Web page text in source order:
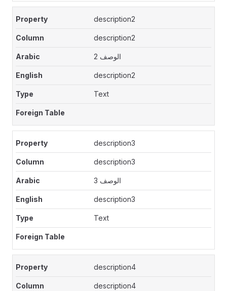
description2
description2
الوصف 2
description2
Text
description3
description3
الوصف 3
description3
Text
description4
description4